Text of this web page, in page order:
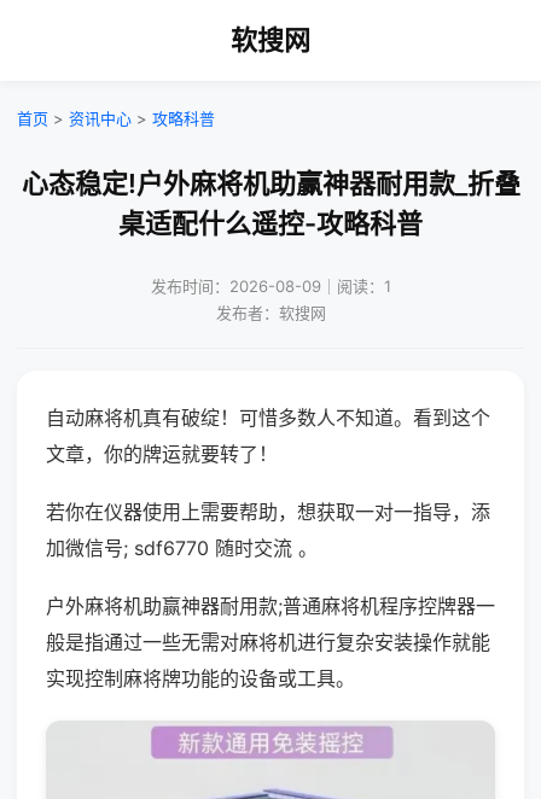
软搜网
首页 > 资讯中心 > 攻略科普
心态稳定!户外麻将机助赢神器耐用款_折叠
桌适配什么遥控-攻略科普
发布时间：2026-08-09｜阅读：1
发布者：软搜网
自动麻将机真有破绽！可惜多数人不知道。看到这个
文章，你的牌运就要转了！
若你在仪器使用上需要帮助，想获取一对一指导，添
加微信号; sdf6770 随时交流 。
户外麻将机助赢神器耐用款;普通麻将机程序控牌器一
般是指通过一些无需对麻将机进行复杂安装操作就能
实现控制麻将牌功能的设备或工具。